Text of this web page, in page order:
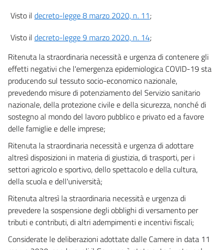
22
Capo II
lavoratori
23
24
26
27
28
29
30
31
32
33
34
Visto il decreto-legge 8 marzo 2020, n. 11;
Visto il decreto-legge 9 marzo 2020, n. 14;
Ritenuta la straordinaria necessità e urgenza di contenere gli
effetti negativi che l'emergenza epidemiologica COVID-19 sta
producendo sul tessuto socio-economico nazionale,
prevedendo misure di potenziamento del Servizio sanitario
nazionale, della protezione civile e della sicurezza, nonché di
sostegno al mondo del lavoro pubblico e privato ed a favore
delle famiglie e delle imprese;
Ritenuta la straordinaria necessità e urgenza di adottare
altresì disposizioni in materia di giustizia, di trasporti, per i
settori agricolo e sportivo, dello spettacolo e della cultura,
della scuola e dell'università;
Ritenuta altresì la straordinaria necessità e urgenza di
prevedere la sospensione degli obblighi di versamento per
tributi e contributi, di altri adempimenti e incentivi fiscali;
Considerate le deliberazioni adottate dalle Camere in data 11